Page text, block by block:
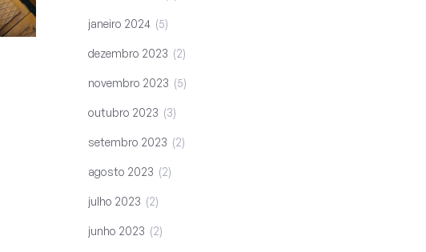
janeiro 2024 5
dezembro 2023 2
novembro 2023 5
outubro 2023 3
setembro 2023 2
agosto 2023 2
julho 2023 2
junho 2023 2